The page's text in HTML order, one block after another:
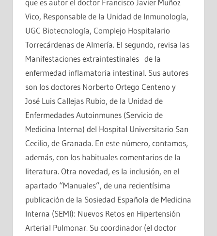
que es autor el doctor Francisco Javier Muñoz
Vico, Responsable de la Unidad de Inmunología,
UGC Biotecnología, Complejo Hospitalario
Torrecárdenas de Almería. El segundo, revisa las
Manifestaciones extraintestinales de la
enfermedad inflamatoria intestinal. Sus autores
son los doctores Norberto Ortego Centeno y
José Luis Callejas Rubio, de la Unidad de
Enfermedades Autoinmunes (Servicio de
Medicina Interna) del Hospital Universitario San
Cecilio, de Granada. En este número, contamos,
además, con los habituales comentarios de la
literatura. Otra novedad, es la inclusión, en el
apartado “Manuales”, de una recientísima
publicación de la Sosiedad Española de Medicina
Interna (SEMI): Nuevos Retos en Hipertensión
Arterial Pulmonar. Su coordinador (el doctor